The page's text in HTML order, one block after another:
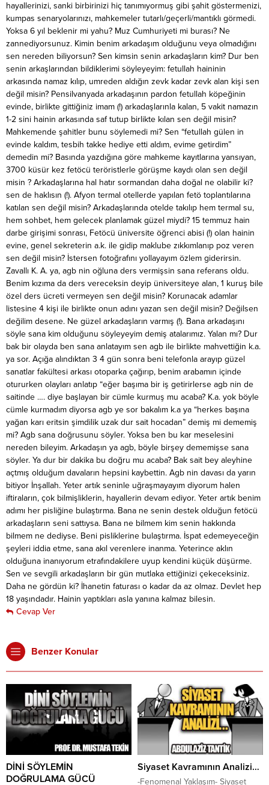
hayallerinizi, sanki birbirinizi hiç tanımıyormuş gibi şahit göstermenizi,
kumpas senaryolarınızı, mahkemeler tutarlı/geçerli/mantıklı görmedi.
Yoksa 6 yıl beklenir mi yahu? Muz Cumhuriyeti mi burası? Ne
zannediyorsunuz. Kimin benim arkadaşım olduğunu veya olmadığını
sen nereden biliyorsun? Sen kimsin senin arkadaşların kim? Dur ben
senin arkaşlarından bildiklerimi söyleyeyim: fetullah haininin
arkasında namaz kılıp, umreden aldığın zevk kadar zevk alan kişi sen
değil misin? Pensilvanyada arkadaşının pardon fetullah köpeğinin
evinde, birlikte gittiğiniz imam (!) arkadaşlarınla kalan, 5 vakit namazın
1-2 sini hainin arkasında saf tutup birlikte kılan sen değil misin?
Mahkemende şahitler bunu söylemedi mi? Sen “fetullah gülen in
evinde kaldım, tesbih takke hediye etti aldım, evime getirdim”
demedin mi? Basında yazdığına göre mahkeme kayıtlarına yansıyan,
3700 küsür kez fetöcü teröristlerle görüşme kaydı olan sen değil
misin ? Arkadaşlarına hal hatır sormandan daha doğal ne olabilir ki?
sen de haklısın (!). Afyon termal otellerde yapılan fetö toplantılarına
katılan sen değil misin? Arkadaşlarında otelde takılıp hem termal su,
hem sohbet, hem gelecek planlamak güzel miydi? 15 temmuz hain
darbe girişimi sonrası, Fetöcü üniversite öğrenci abisi (!) olan hainin
evine, genel sekreterin a.k. ile gidip maklube zıkkımlanıp poz veren
sen değil misin? İstersen fotoğrafını yollayayım özlem giderirsin.
Zavallı K. A. ya, agb nin oğluna ders vermişsin sana referans oldu.
Benim kızıma da ders vereceksin deyip üniversiteye alan, 1 kuruş bile
özel ders ücreti vermeyen sen değil misin? Korunacak adamlar
listesine 4 kişi ile birlikte onun adını yazan sen değil misin? Değilsen
değilim desene. Ne güzel arkadaşların varmış (!). Bana arkadaşını
söyle sana kim olduğunu söyleyeyim demiş atalarımız. Yalan mı? Dur
bak bir olayda ben sana anlatayım sen agb ile birlikte mahvettiğin k.a.
ya sor. Açığa alındıktan 3 4 gün sonra beni telefonla arayıp güzel
sanatlar fakültesi arkası otoparka çağırıp, benim arabamın içinde
otururken olayları anlatıp “eğer başıma bir iş getirirlerse agb nin de
saitinde …. diye başlayan bir cümle kurmuş mu acaba? K.a. yok böyle
cümle kurmadım diyorsa agb ye sor bakalım k.a ya “herkes başına
yağan karı eritsin şimdilik uzak dur sait hocadan” demiş mi dememiş
mi? Agb sana doğrusunu söyler. Yoksa ben bu kar meselesini
nereden bileyim. Arkadaşın ya agb, böyle birşey dememişse sana
söyler. Ya dur bir dakika bu doğru mu acaba? Bak sait bey aleyhine
açtmış olduğum davaların hepsini kaybettin. Agb nin davası da yarın
bitiyor İnşallah. Yeter artık seninle uğraşmayayım diyorum halen
iftiraların, çok bilmişliklerin, hayallerin devam ediyor. Yeter artık benim
adımı her pisliğine bulaştırma. Bana ne senin destek olduğun fetöcü
arkadaşların seni sattıysa. Bana ne bilmem kim senin hakkında
bilmem ne dediyse. Beni pisliklerine bulaştırma. İspat edemeyeceğin
şeyleri iddia etme, sana akıl verenlere inanma. Yeterince aklın
olduğuna inanıyorum etrafındakilere uyup kendini küçük düşürme.
Sen ve sevgili arkadaşların bir gün mutlaka ettiğinizi çekeceksiniz.
Daha ne gördün ki? İhanetin faturası o kadar da az olmaz. Devlet hep
18 yaşındadır. Hainin yaptıkları asla yanına kalmaz bilesin.
Cevap Ver
Benzer Konular
DİNİ SÖYLEMİN
DOĞRULAMA GÜCÜ
Siyaset Kavramının Analizi…
-Fenomenal Yaklaşım- Siyaset